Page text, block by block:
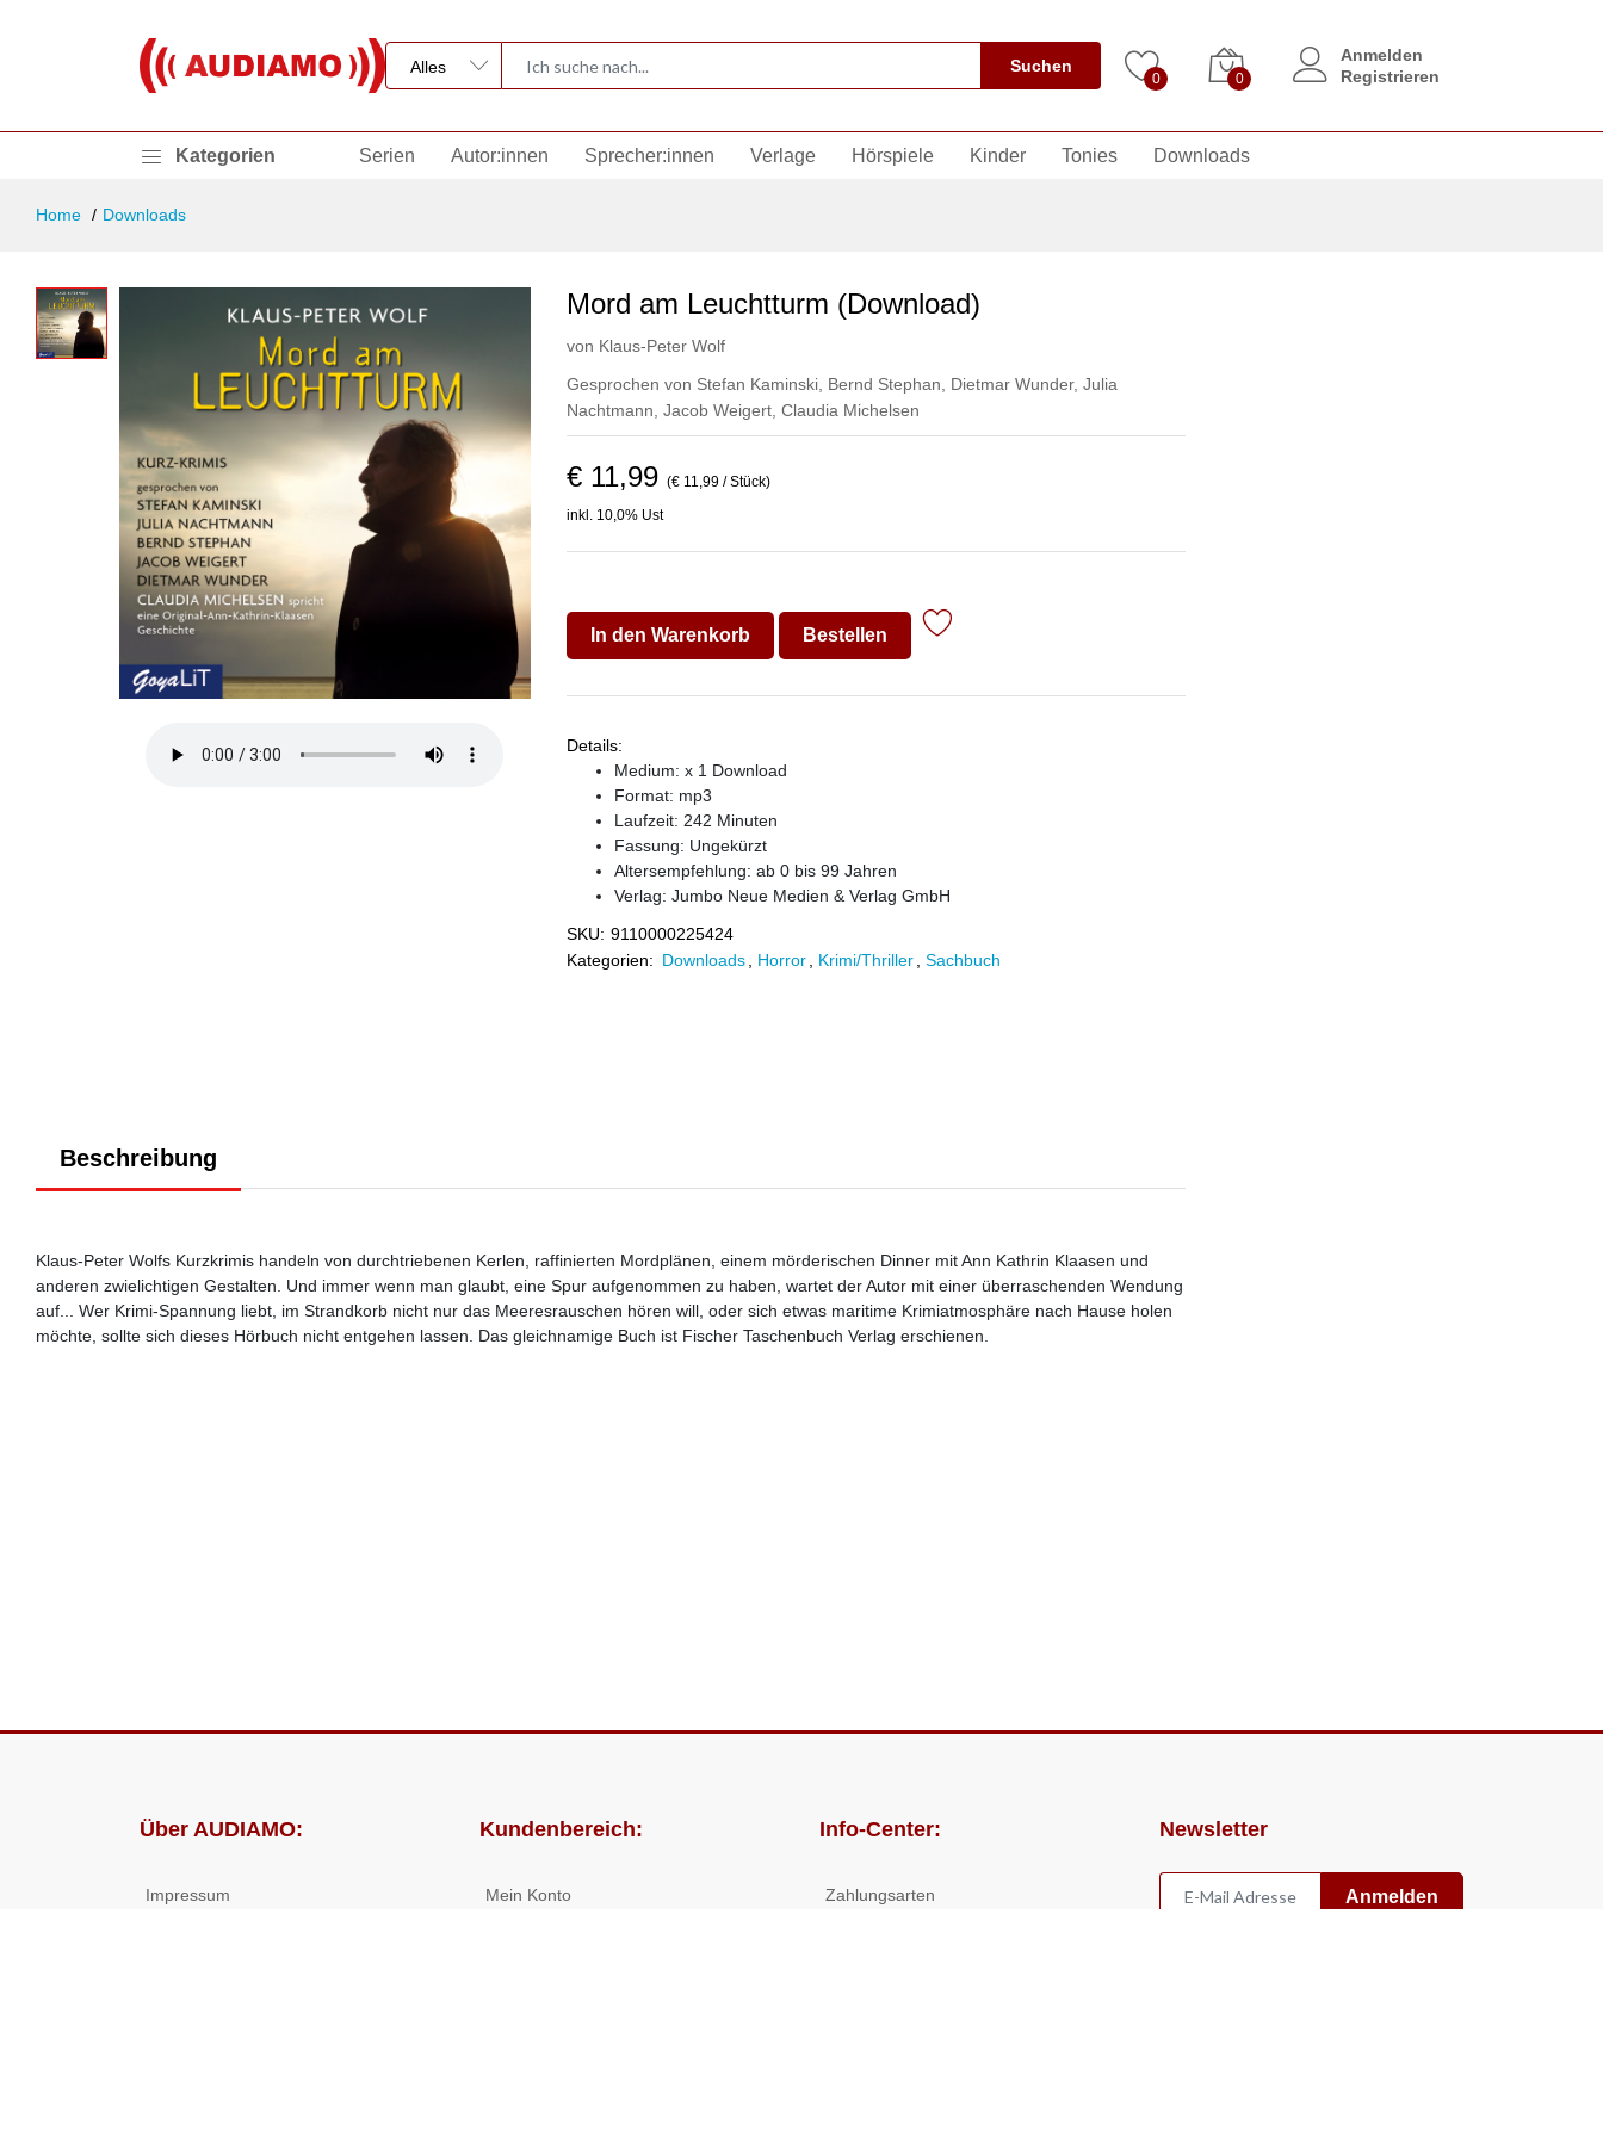
Suchen
0 0
Anmelden
Registrieren
Kategorien Serien Autor:innen Sprecher:innen Verlage Hörspiele Kinder Tonies Downloads
Home Downloads
Mord am Leuchtturm (Download)
von Klaus-Peter Wolf
Gesprochen von Stefan Kaminski, Bernd Stephan Dietmar Wunder, Julia
Nachtmann Jacob Weigert, Claudia Michelsen
€ 11,99 (€ 11,99 / Stück)
inkl. 10,0% Ust
In den Warenkorb Bestellen
Details:
Medium: x 1 Download
Format: mp3
Laufzeit: 242 Minuten
Fassung: Ungekürzt
Altersempfehlung: ab 0 bis 99 Jahren
Verlag: Jumbo Neue Medien & Verlag GmbH
SKU: 9110000225424
Kategorien: Downloads Horror Krimi/Thriller Sachbuch
Beschreibung
Klaus-Peter Wolfs Kurzkrimis handeln von durchtriebenen Kerlen, raffinierten Mordplänen, einem mörderischen Dinner mit Ann Kathrin Klaasen und
anderen zwielichtigen Gestalten. Und immer wenn man glaubt, eine Spur aufgenommen zu haben, wartet der Autor mit einer überraschenden Wendung
auf... Wer Krimi-Spannung liebt, im Strandkorb nicht nur das Meeresrauschen hören will, oder sich etwas maritime Krimiatmosphäre nach Hause holen
möchte, sollte sich dieses Hörbuch nicht entgehen lassen. Das gleichnamige Buch ist Fischer Taschenbuch Verlag erschienen.
Über AUDIAMO:
Impressum
Kundenbereich:
Mein Konto
Info-Center:
Zahlungsarten
Newsletter
Anmelden